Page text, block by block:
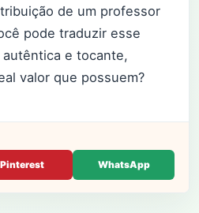
de um professor
pode traduzir esse
e tocante,
valor que possuem?
Pinterest WhatsApp